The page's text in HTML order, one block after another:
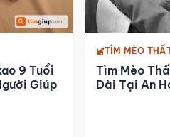
9 Tuổi
Giúp
TÌM MÈO
Tìm Mèo
Dài Tại An